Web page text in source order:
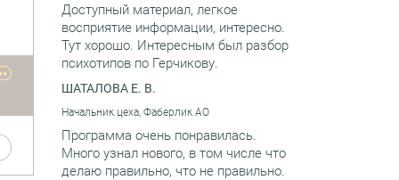
Доступный материал, легкое
восприятие информации, интересно.
Тут хорошо. Интересным был разбор
психотипов по Герчикову.
ШАТАЛОВА Е. В.
Начальник цеха, Фаберлик АО
Программа очень понравилась.
Много узнал нового, в том числе что
делаю правильно, что не правильно.